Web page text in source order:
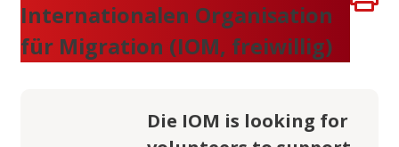
Internationalen Organisation
für Migration (IOM, freiwillig)
Die IOM is looking for